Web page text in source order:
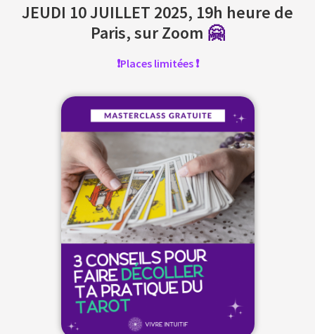
JEUDI 10 JUILLET 2025, 19h heure de
Paris, sur Zoom 🤗
❗️Places limitées ❗️